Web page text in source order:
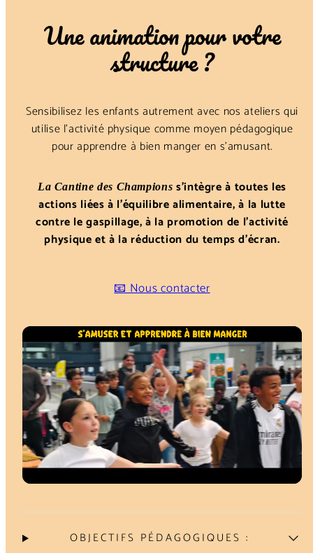
Une animation pour votre
structure ?
Sensibilisez les enfants autrement avec nos ateliers qui
utilise l’activité physique comme moyen pédagogique
pour apprendre à bien manger en s’amusant.
La Cantine des Champions s’intègre à toutes les
actions liées à l’équilibre alimentaire, à la lutte
contre le gaspillage, à la promotion de l’activité
physique et à la réduction du temps d’écran.
📧 Nous contacter
OBJECTIFS PÉDAGOGIQUES :